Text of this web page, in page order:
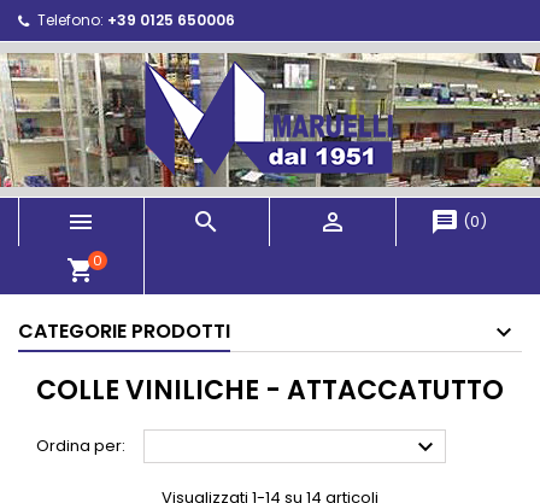
Telefono: +39 0125 650006
   message (0)
shopping_cart0
CATEGORIE PRODOTTI
COLLE VINILICHE - ATTACCATUTTO
Ordina per: 
Visualizzati 1-14 su 14 articoli